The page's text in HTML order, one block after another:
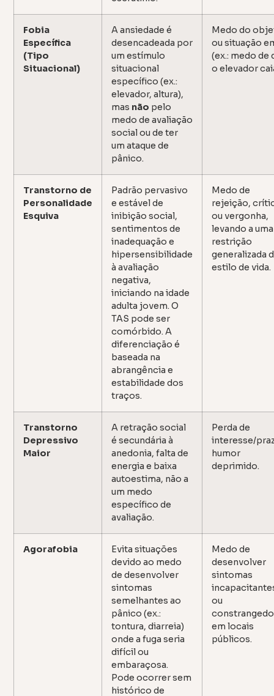
Fobia
Específica
(Tipo
Situacional)
A ansiedade é
desencadeada por
um estímulo
situacional
específico (ex.:
elevador, altura),
mas não pelo
medo de avaliação
social ou de ter
um ataque de
pânico.
Medo do
ou situação
(ex.: medo de
o elevador
Transtorno de
Personalidade
Esquiva
Padrão pervasivo
e estável de
inibição social,
sentimentos de
inadequação e
hipersensibilidade
à avaliação
negativa,
iniciando na idade
adulta jovem. O
TAS pode ser
comórbido. A
diferenciação é
baseada na
abrangência e
estabilidade dos
traços.
Medo de
rejeição,
ou vergonha,
levando a uma
restrição
generalizada
estilo de vida.
Transtorno
Depressivo
Maior
A retração social
é secundária à
anedonia, falta de
energia e baixa
autoestima, não a
um medo
específico de
avaliação.
Perda de
interesse/
humor
deprimido.
Agorafobia
Evita situações
devido ao medo
de desenvolver
sintomas
semelhantes ao
pânico (ex.:
tontura, diarreia)
onde a fuga seria
difícil ou
embaraçosa.
Pode ocorrer sem
histórico de
Medo de
desenvolver
sintomas
ou
em locais
públicos.